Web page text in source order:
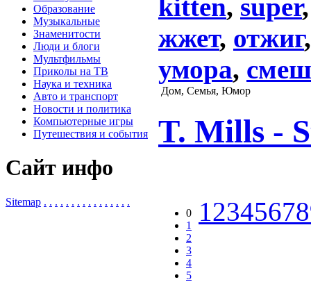
Образование
Музыкальные
Знаменитости
Люди и блоги
Мультфильмы
Приколы на ТВ
Наука и техника
Авто и транспорт
Новости и политика
Компьютерные игры
Путешествия и события
Сайт инфо
Sitemap . . . . . . . . . . . . . . . .
kitten, super
жжет, отжиг
умора,
Дом, Семья, Юмор
T. Mills -
0
1
2
3
4
5